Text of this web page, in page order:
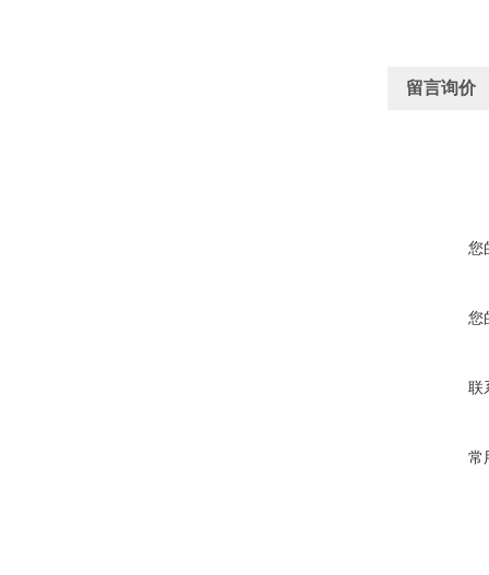
留言询价
您
您
联
常